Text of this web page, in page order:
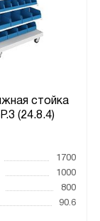
стойка
(24.8.4)
1700
1000
800
90.6